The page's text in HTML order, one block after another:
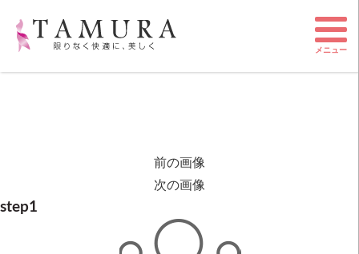
前の画像
次の画像
step1
メニュー